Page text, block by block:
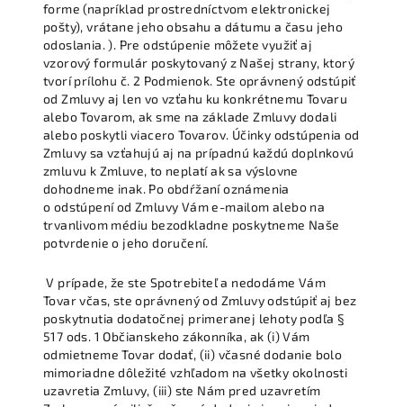
forme (napríklad prostredníctvom elektronickej
pošty), vrátane jeho obsahu a dátumu a času jeho
odoslania. ). Pre odstúpenie môžete využiť aj
vzorový formulár poskytovaný z Našej strany, ktorý
tvorí prílohu č. 2 Podmienok. Ste oprávnený odstúpiť
od Zmluvy aj len vo vzťahu ku konkrétnemu Tovaru
alebo Tovarom, ak sme na základe Zmluvy dodali
alebo poskytli viacero Tovarov. Účinky odstúpenia od
Zmluvy sa vzťahujú aj na prípadnú každú doplnkovú
zmluvu k Zmluve, to neplatí ak sa výslovne
dohodneme inak. Po obdŕžaní oznámenia
o odstúpení od Zmluvy Vám e-mailom alebo na
trvanlivom médiu bezodkladne poskytneme Naše
potvrdenie o jeho doručení.
V prípade, že ste Spotrebiteľ a nedodáme Vám
Tovar včas, ste oprávnený od Zmluvy odstúpiť aj bez
poskytnutia dodatočnej primeranej lehoty podľa §
517 ods. 1 Občianskeho zákonníka, ak (i) Vám
odmietneme Tovar dodať, (ii) včasné dodanie bolo
mimoriadne dôležité vzhľadom na všetky okolnosti
uzavretia Zmluvy, (iii) ste Nám pred uzavretím